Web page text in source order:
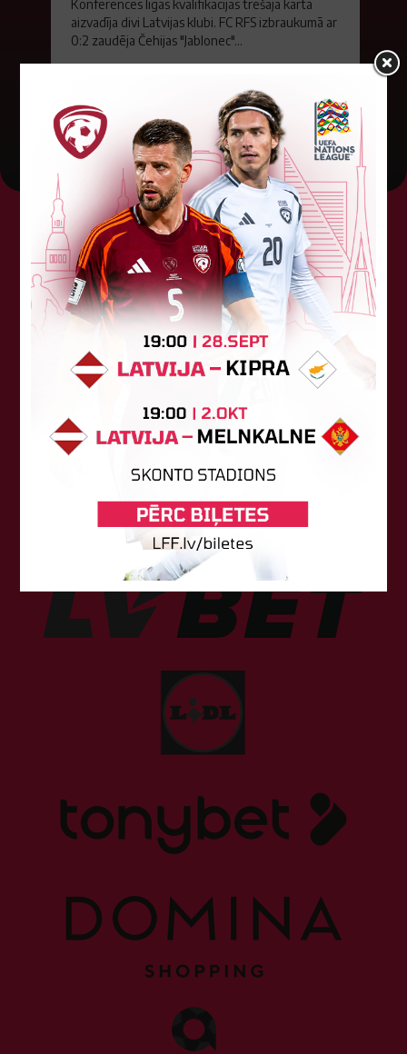
Konferences līgas kvalifikācijas trešajā kārtā
aizvadīja divi Latvijas klubi. FC RFS izbraukumā ar
0:2 zaudēja Čehijas "Jablonec"...
06. augusts 2026.
Tehniskais sponsors
Sponsori